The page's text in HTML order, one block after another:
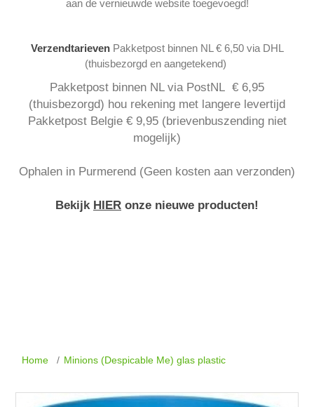
aan de vernieuwde website toegevoegd!
Verzendtarieven Pakketpost binnen NL € 6,50 via DHL
(thuisbezorgd en aangetekend)
Pakketpost binnen NL via PostNL € 6,95
(thuisbezorgd) hou rekening met langere levertijd
Pakketpost Belgie € 9,95 (brievenbuszending niet
mogelijk)
Ophalen in Purmerend (Geen kosten aan verzonden)
Bekijk HIER onze nieuwe producten!
Home / Minions (Despicable Me) glas plastic